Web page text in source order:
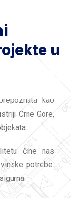
u
kao
Crne Gore,
čine nas
potrebe.